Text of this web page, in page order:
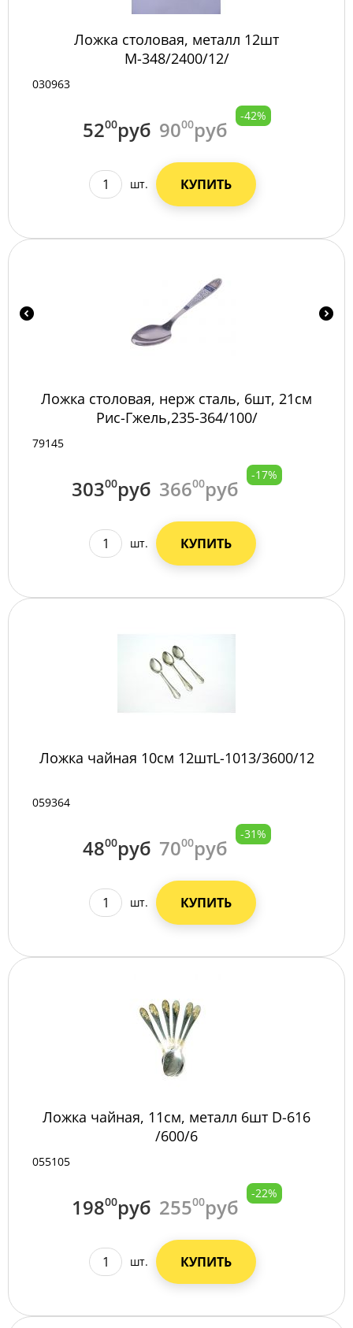
Ложка столовая, металл 12шт
М-348/2400/12/
030963
5200руб 9000руб
-42%
шт. КУПИТЬ
Ложка столовая, нерж сталь, 6шт, 21см
Рис-Гжель,235-364/100/
79145
30300руб 36600руб
-17%
шт. КУПИТЬ
Ложка чайная 10см 12штL-1013/3600/12
059364
4800руб 7000руб
-31%
шт. КУПИТЬ
Ложка чайная, 11см, металл 6шт D-616
/600/6
055105
19800руб 25500руб
-22%
шт. КУПИТЬ